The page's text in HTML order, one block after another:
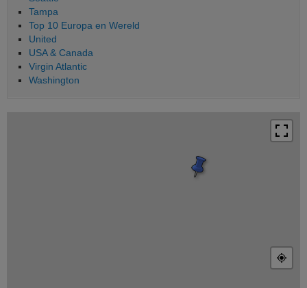
Tampa
Top 10 Europa en Wereld
United
USA & Canada
Virgin Atlantic
Washington